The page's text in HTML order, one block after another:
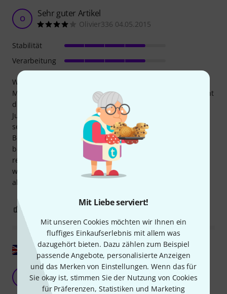
Mit Liebe serviert!
Mit unseren Cookies möchten wir Ihnen ein
fluffiges Einkaufserlebnis mit allem was
dazugehört bieten. Dazu zählen zum Beispiel
passende Angebote, personalisierte Anzeigen
und das Merken von Einstellungen. Wenn das für
Sie okay ist, stimmen Sie der Nutzung von Cookies
für Präferenzen, Statistiken und Marketing
O Sehr guter Artikel
Olivier336 04.05.2015
Wie so oft bei Gibraltar werden die Spezifikationen erfüllt.
Montiert auf einem Standard-Beckenständerfuß, ermöglicht
dieses Teil die Befestigung von drei Elementen. Die
Justierung ist einfach und die Hardware wirkt robust. Ich
selbst habe eine 14" Tom, einen Galgenarm mit Ride-
Becken und einen weiteren mit einem China-Becken daran
befestigt – ohne jegliche Stabilitätsprobleme. Dadurch
reduziert sich die Anzahl der benötigten Beckenständer,
was Platz und Zeit beim Auf- und Abbau spart, und das
alles zu einem fairen Preis. Ich kann es empfehlen.
Stabilität
Verarbeitung
Original zeigen
Gibraltar SC-APM Einstellbar
TerryC 10.06.2013